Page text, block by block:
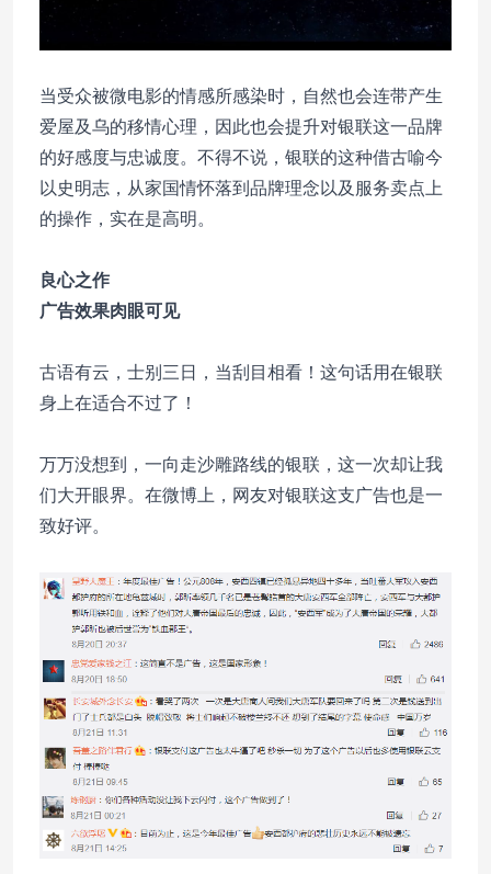
当受众被微电影的情感所感染时，自然也会连带产生
爱屋及乌的移情心理，因此也会提升对银联这一品牌
的好感度与忠诚度。不得不说，银联的这种借古喻今
以史明志，从家国情怀落到品牌理念以及服务卖点上
的操作，实在是高明。
良心之作
广告效果肉眼可见
古语有云，士别三日，当刮目相看！这句话用在银联
身上在适合不过了！
万万没想到，一向走沙雕路线的银联，这一次却让我
们大开眼界。在微博上，网友对银联这支广告也是一
致好评。